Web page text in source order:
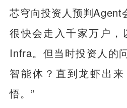
芯穹向投资人预判Agent
很快会走入千家万户，
Infra。但当时投资人的
智能体？直到龙虾出
悟。”